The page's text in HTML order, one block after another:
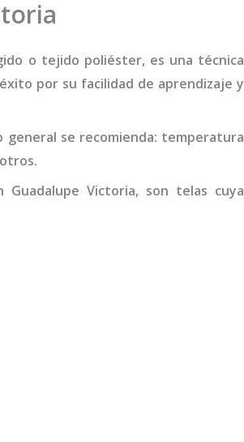
o tejido poliéster, es una técnica
por su facilidad de aprendizaje y
general se recomienda: temperatura
Guadalupe Victoria, son telas cuya